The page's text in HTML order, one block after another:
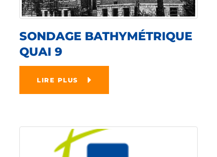
SONDAGE BATHYMÉTRIQUE
QUAI 9
LIRE PLUS